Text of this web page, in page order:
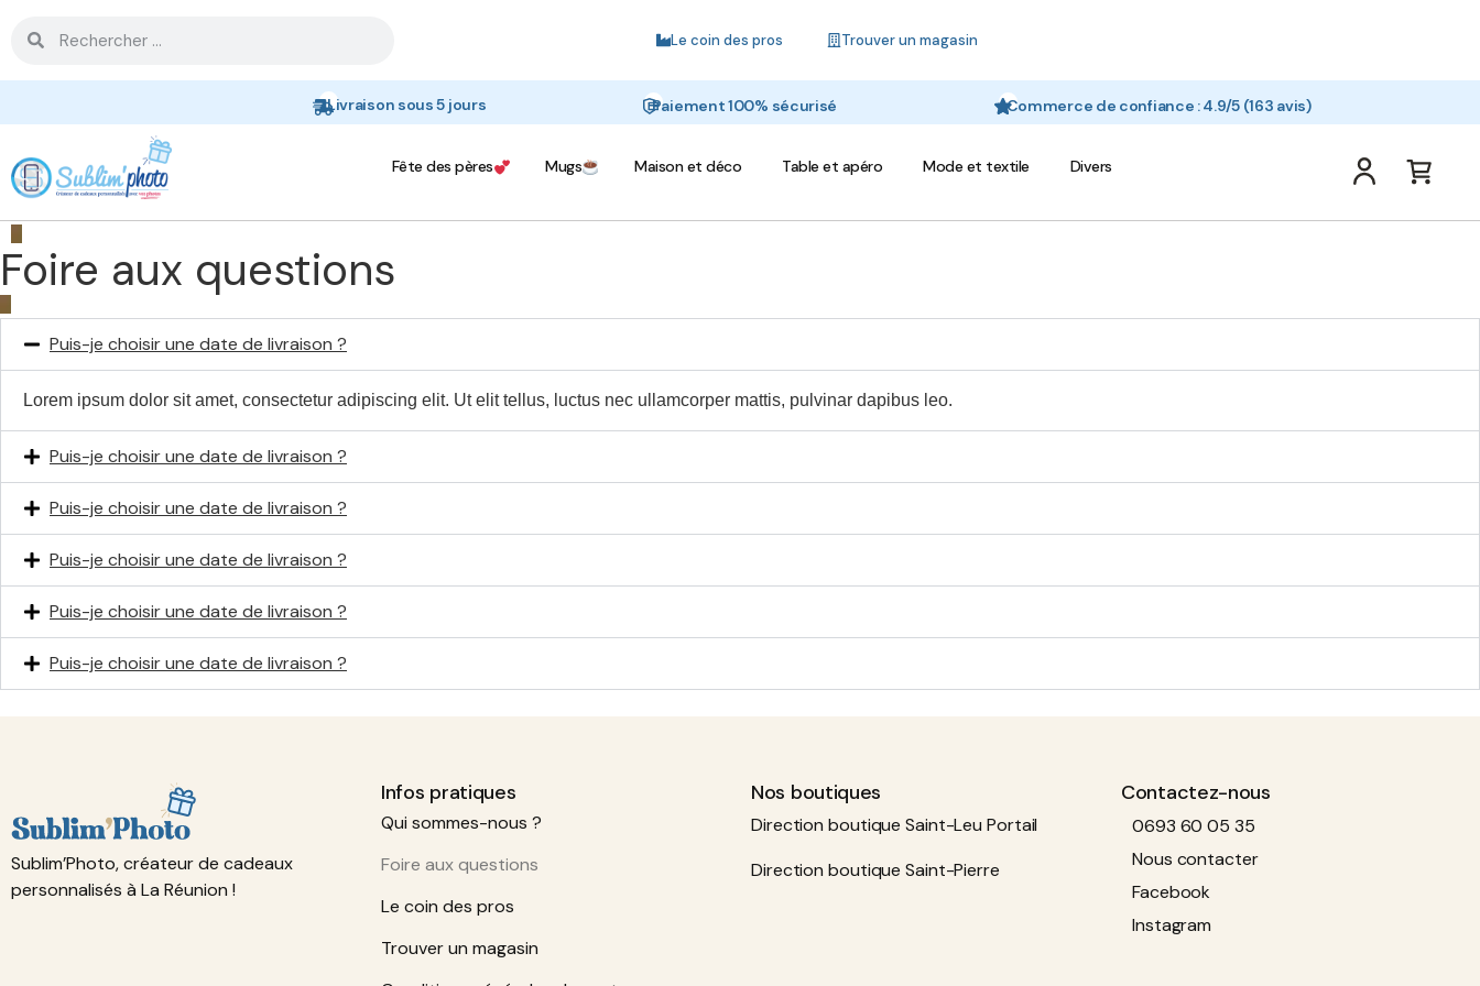
Le coin des pros Trouver un magasin
Livraison sous 5 jours Paiement 100% sécurisé Commerce de confiance : 4.9/5 (163 avis)
Fête des pères Mugs Maison et déco Table et apéro Mode et textile Divers
Foire aux questions
Puis-je choisir une date de livraison ?
Lorem ipsum dolor sit amet, consectetur adipiscing elit. Ut elit tellus, luctus nec ullamcorper mattis, pulvinar dapibus leo.
Puis-je choisir une date de livraison ?
Puis-je choisir une date de livraison ?
Puis-je choisir une date de livraison ?
Puis-je choisir une date de livraison ?
Puis-je choisir une date de livraison ?
Sublim’Photo, créateur de cadeaux
personnalisés à La Réunion !
Infos pratiques
Qui sommes-nous ?
Foire aux questions
Le coin des pros
Trouver un magasin
Nos boutiques
Direction boutique Saint-Leu Portail
Direction boutique Saint-Pierre
Contactez-nous
0693 60 05 35
Nous contacter
Facebook
Instagram